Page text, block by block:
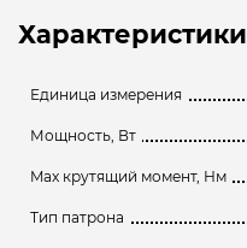
Характеристики
Единица измерения
Мощность, Вт
Max крутящий момент, Нм
Тип патрона